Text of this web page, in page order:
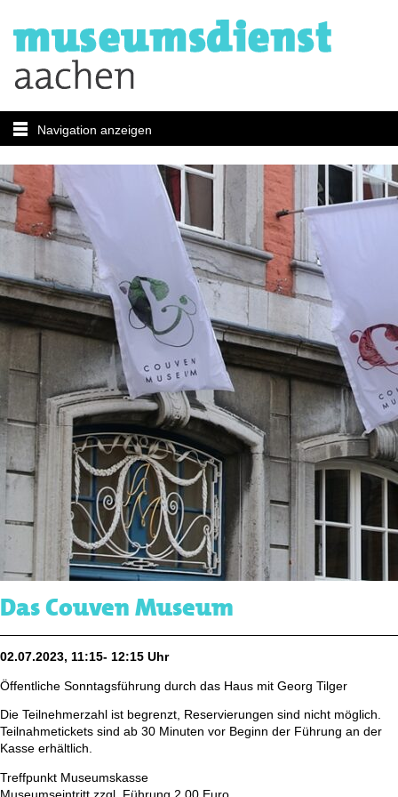
Navigation anzeigen
Das Couven Museum
02.07.2023, 11:15- 12:15 Uhr
Öffentliche Sonntagsführung durch das Haus mit Georg Tilger
Die Teilnehmerzahl ist begrenzt, Reservierungen sind nicht möglich.
Teilnahmetickets sind ab 30 Minuten vor Beginn der Führung an der
Kasse erhältlich.
Treffpunkt Museumskasse